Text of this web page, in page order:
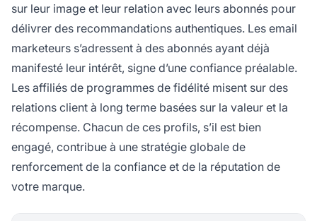
sur leur image et leur relation avec leurs abonnés pour
délivrer des recommandations authentiques. Les email
marketeurs s’adressent à des abonnés ayant déjà
manifesté leur intérêt, signe d’une confiance préalable.
Les affiliés de programmes de fidélité misent sur des
relations client à long terme basées sur la valeur et la
récompense. Chacun de ces profils, s’il est bien
engagé, contribue à une stratégie globale de
renforcement de la confiance et de la réputation de
votre marque.